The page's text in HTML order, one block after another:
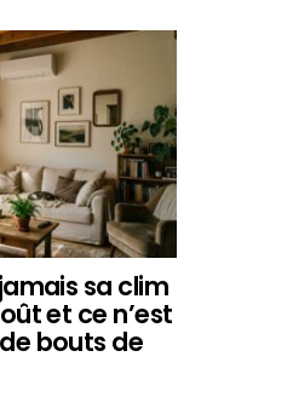
sa clim
et ce n’est
bouts de